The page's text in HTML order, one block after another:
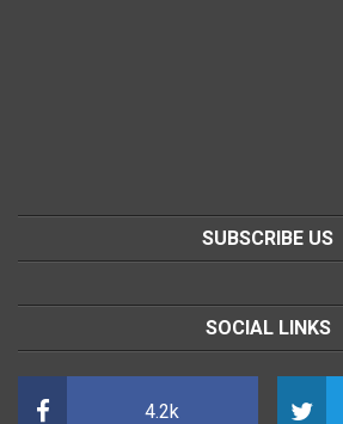
SUBSCRIBE US
SOCIAL LINKS
4.2k